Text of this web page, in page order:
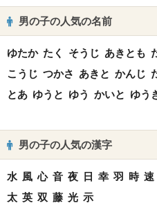
男の子の人気の名前
ゆたか たく そうじ あきとも
こうじ つかさ あきと かんじ
とあ ゆうと ゆう かいと ゆう
男の子の人気の漢字
水 風 心 音 夜 日 幸 羽 時 速
太 英 双 藤 光 示